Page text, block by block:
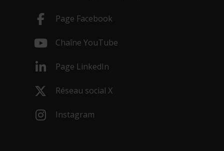
Page Facebook
Chaîne YouTube
Page LinkedIn
Réseau social X
Instagram